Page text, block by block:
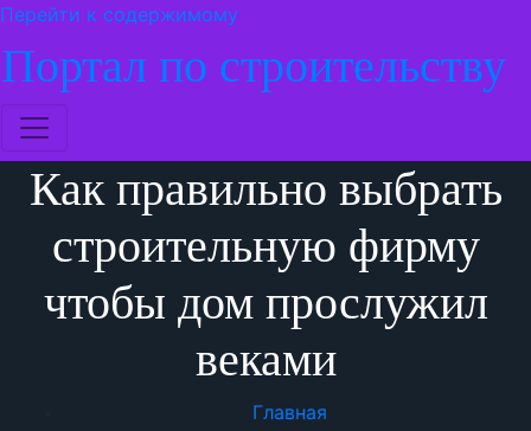
Перейти к содержимому
Портал по строительству
Как правильно выбрать
строительную фирму
чтобы дом прослужил
веками
Главная